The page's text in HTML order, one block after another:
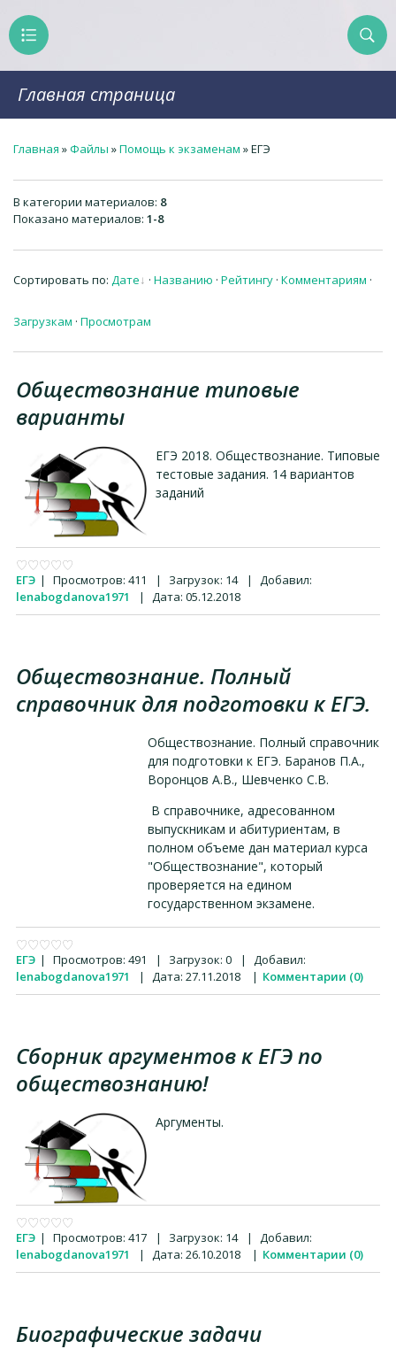
Главная страница
Главная »Файлы »Помощь к экзаменам » ЕГЭ
В категории материалов: 8
Показано материалов: 1-8
Сортировать по: Дате · Названию · Рейтингу · Комментариям ·
Загрузкам · Просмотрам
Обществознание типовые
варианты
ЕГЭ 2018. Обществознание. Типовые
тестовые задания. 14 вариантов
заданий
ЕГЭ | Просмотров: 411 | Загрузок: 14 |
Добавил:
lenabogdanova1971
| Дата: 05.12.2018
Обществознание. Полный
справочник для подготовки к ЕГЭ.
Обществознание. Полный справочник
для подготовки к ЕГЭ. Баранов П.А.,
Воронцов А.В., Шевченко С.В.
В справочнике, адресованном
выпускникам и абитуриентам, в
полном объеме дан материал курса
"Обществознание", который
проверяется на едином
государственном экзамене.
ЕГЭ | Просмотров: 491 | Загрузок: 0 |
Добавил:
lenabogdanova1971
| Дата: 27.11.2018 | Комментарии (0)
Сборник аргументов к ЕГЭ по
обществознанию!
Аргументы.
ЕГЭ | Просмотров: 417 | Загрузок: 14 |
Добавил:
lenabogdanova1971
| Дата: 26.10.2018 | Комментарии (0)
Биографические задачи